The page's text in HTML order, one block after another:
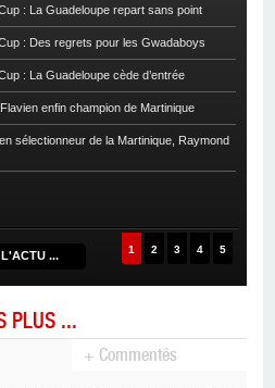
: La Guadeloupe repart sans point
: Des regrets pour les Gwadaboys
: La Guadeloupe cède d’entrée
enfin champion de Martinique
sélectionneur de la Martinique, Raymond
... 1 2 3 4 5
PLUS ...
+ Commentés